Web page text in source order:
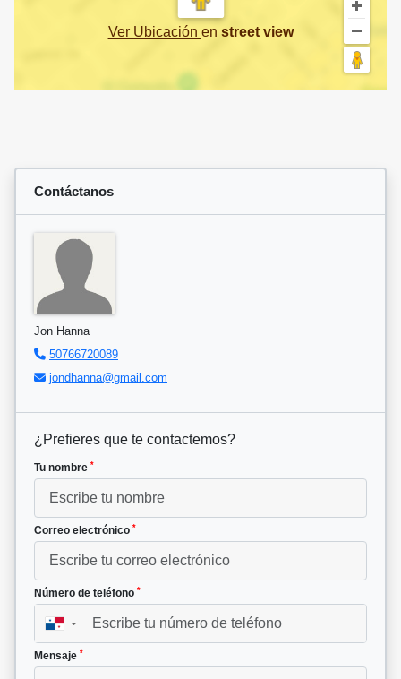
Ver Ubicación en street view
Contáctanos
Jon Hanna
50766720089
jondhanna@gmail.com
¿Prefieres que te contactemos?
Tu nombre *
Correo electrónico *
Número de teléfono *
▼
Mensaje *